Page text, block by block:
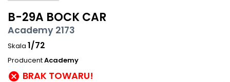
B-29A BOCK CAR
Academy 2173
Skala 1/72
ProducentAcademy
 BRAK TOWARU!